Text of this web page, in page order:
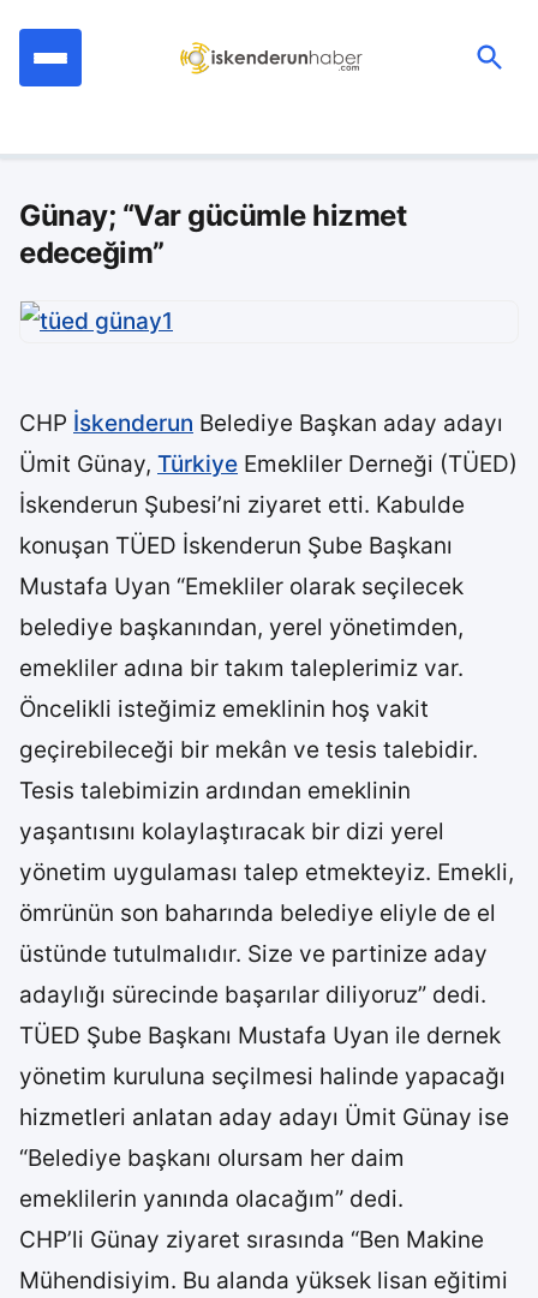
Günay; “Var gücümle hizmet
edeceğim”
CHP İskenderun Belediye Başkan aday adayı
Ümit Günay, Türkiye Emekliler Derneği (TÜED)
İskenderun Şubesi’ni ziyaret etti. Kabulde
konuşan TÜED İskenderun Şube Başkanı
Mustafa Uyan “Emekliler olarak seçilecek
belediye başkanından, yerel yönetimden,
emekliler adına bir takım taleplerimiz var.
Öncelikli isteğimiz emeklinin hoş vakit
geçirebileceği bir mekân ve tesis talebidir.
Tesis talebimizin ardından emeklinin
yaşantısını kolaylaştıracak bir dizi yerel
yönetim uygulaması talep etmekteyiz. Emekli,
ömrünün son baharında belediye eliyle de el
üstünde tutulmalıdır. Size ve partinize aday
adaylığı sürecinde başarılar diliyoruz” dedi.
TÜED Şube Başkanı Mustafa Uyan ile dernek
yönetim kuruluna seçilmesi halinde yapacağı
hizmetleri anlatan aday adayı Ümit Günay ise
“Belediye başkanı olursam her daim
emeklilerin yanında olacağım” dedi.
CHP’li Günay ziyaret sırasında “Ben Makine
Mühendisiyim. Bu alanda yüksek lisan eğitimi